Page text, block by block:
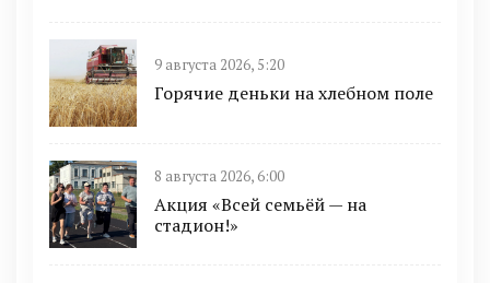
9 августа 2026, 5:20
Горячие деньки на хлебном поле
8 августа 2026, 6:00
Акция «Всей семьёй — на
стадион!»